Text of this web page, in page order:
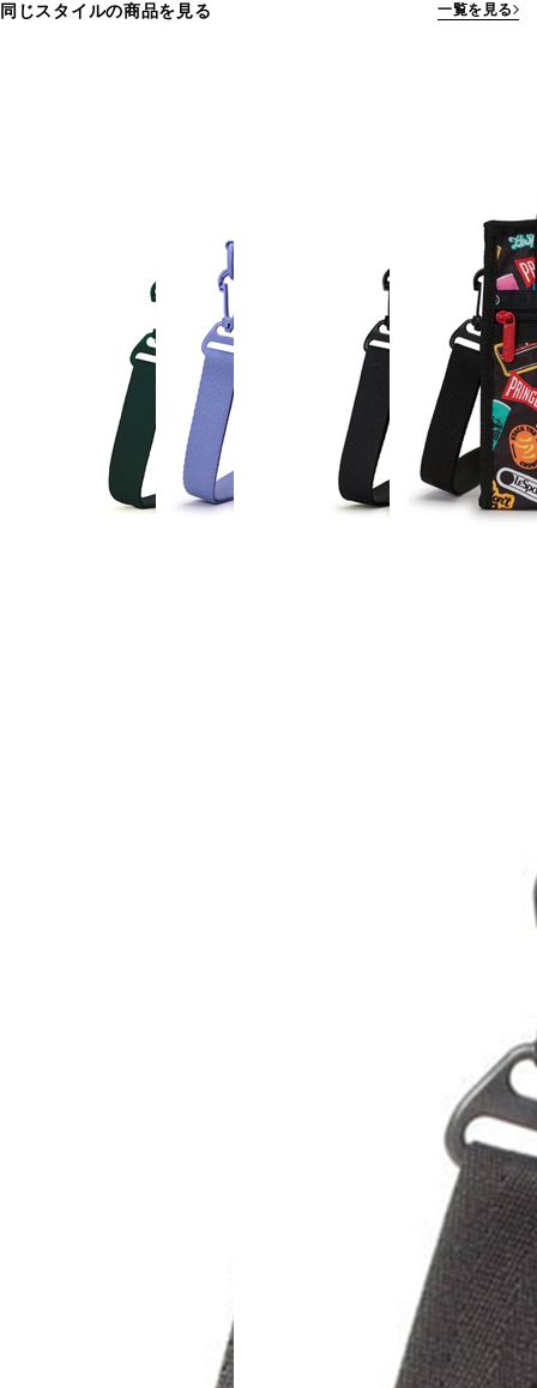
同じスタイルの商品を見る 一覧を見る